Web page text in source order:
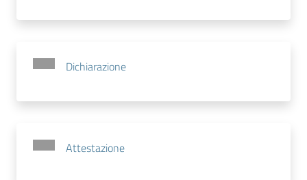
Dichiarazione
Attestazione